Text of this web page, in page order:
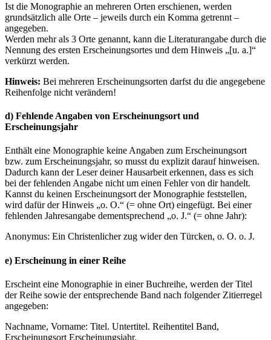
Ist die Monographie an mehreren Orten erschienen, werden
grundsätzlich alle Orte – jeweils durch ein Komma getrennt –
angegeben.
Werden mehr als 3 Orte genannt, kann die Literaturangabe durch die
Nennung des ersten Erscheinungsortes und dem Hinweis „[u. a.]“
verkürzt werden.
Hinweis: Bei mehreren Erscheinungsorten darfst du die angegebene
Reihenfolge nicht verändern!
d) Fehlende Angaben von Erscheinungsort und
Erscheinungsjahr
Enthält eine Monographie keine Angaben zum Erscheinungsort
bzw. zum Erscheinungsjahr, so musst du explizit darauf hinweisen.
Dadurch kann der Leser deiner Hausarbeit erkennen, dass es sich
bei der fehlenden Angabe nicht um einen Fehler von dir handelt.
Kannst du keinen Erscheinungsort der Monographie feststellen,
wird dafür der Hinweis „o. O.“ (= ohne Ort) eingefügt. Bei einer
fehlenden Jahresangabe dementsprechend „o. J.“ (= ohne Jahr):
Anonymus: Ein Christenlicher zug wider den Türcken, o. O. o. J.
e) Erscheinung in einer Reihe
Erscheint eine Monographie in einer Buchreihe, werden der Titel
der Reihe sowie der entsprechende Band nach folgender Zitierregel
angegeben:
Nachname, Vorname: Titel. Untertitel. Reihentitel Band,
Erscheinungsort Erscheinungsjahr.